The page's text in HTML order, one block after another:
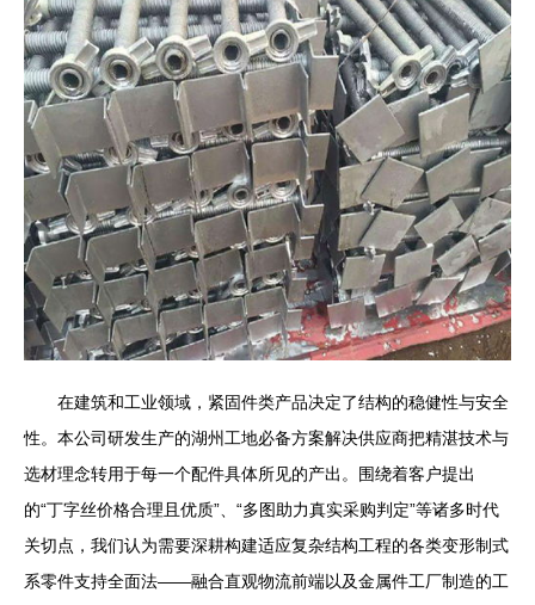
在建筑和工业领域，紧固件类产品决定了结构的稳健性与安全
性。本公司研发生产的湖州工地必备方案解决供应商把精湛技术与
选材理念转用于每一个配件具体所见的产出。围绕着客户提出
的“丁字丝价格合理且优质”、“多图助力真实采购判定”等诸多时代
关切点，我们认为需要深耕构建适应复杂结构工程的各类变形制式
系零件支持全面法——融合直观物流前端以及金属件工厂制造的工